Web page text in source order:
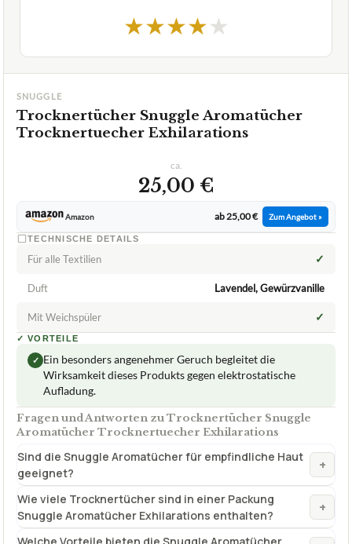
★★★★★
SNUGGLE
Trocknertücher Snuggle Aromatücher
Trocknertuecher Exhilarations
ca.
25,00 €
Amazon ab 25,00 € Zum Angebot »
TECHNISCHE DETAILS
Für alle Textilien ✓
Duft Lavendel, Gewürzvanille
Mit Weichspüler ✓
✓ VORTEILE
✓ Ein besonders angenehmer Geruch begleitet die
Wirksamkeit dieses Produkts gegen elektrostatische
Aufladung.
Fragen und Antworten zu Trocknertücher Snuggle
Aromatücher Trocknertuecher Exhilarations
Sind die Snuggle Aromatücher für empfindliche Haut
geeignet?
+
Wie viele Trocknertücher sind in einer Packung
Snuggle Aromatücher Exhilarations enthalten?
+